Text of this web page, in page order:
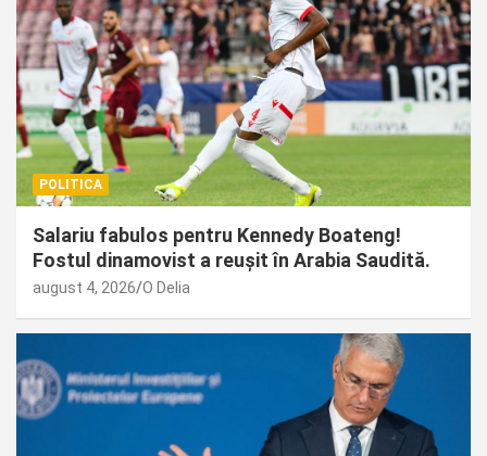
POLITICA
Salariu fabulos pentru Kennedy Boateng!
Fostul dinamovist a reușit în Arabia Saudită.
august 4, 2026 O Delia